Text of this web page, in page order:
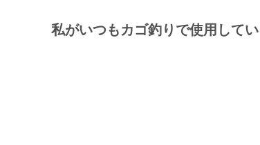
私がいつもカゴ釣りで使用して